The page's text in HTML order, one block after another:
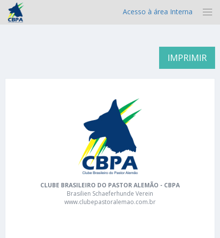
Acesso à área Interna
IMPRIMIR
CLUBE BRASILEIRO DO PASTOR ALEMÃO - CBPA
Brasilien Schaeferhunde Verein
www.clubepastoralemao.com.br